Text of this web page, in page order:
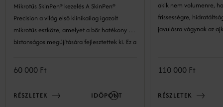
Mikrotűs SkinPen® kezelés A SkinPen®
Precision a világ első klinikailag igazolt
mikrotűs eszköze, amelyet a bőr hatékony és
biztonságos megújítására fejlesztettek ki. Ez a
szerkezetének kockázatmentes és látványos
természetes öngyógyulási folyamataira épít:
kontrollált mélységben és intenzitással
60 000 Ft
RÉSZLETEK IDŐPONT
akik nem volumenre,
frissességre, hidratáltságra és
javulásra vágynak az
110 000 Ft
RÉSZLETEK